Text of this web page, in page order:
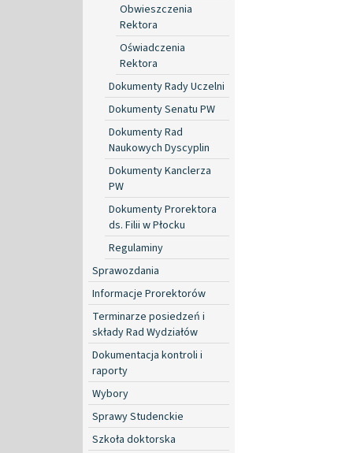
Obwieszczenia
Rektora
Oświadczenia
Rektora
Dokumenty Rady Uczelni
Dokumenty Senatu PW
Dokumenty Rad
Naukowych Dyscyplin
Dokumenty Kanclerza
PW
Dokumenty Prorektora
ds. Filii w Płocku
Regulaminy
Sprawozdania
Informacje Prorektorów
Terminarze posiedzeń i
składy Rad Wydziałów
Dokumentacja kontroli i
raporty
Wybory
Sprawy Studenckie
Szkoła doktorska